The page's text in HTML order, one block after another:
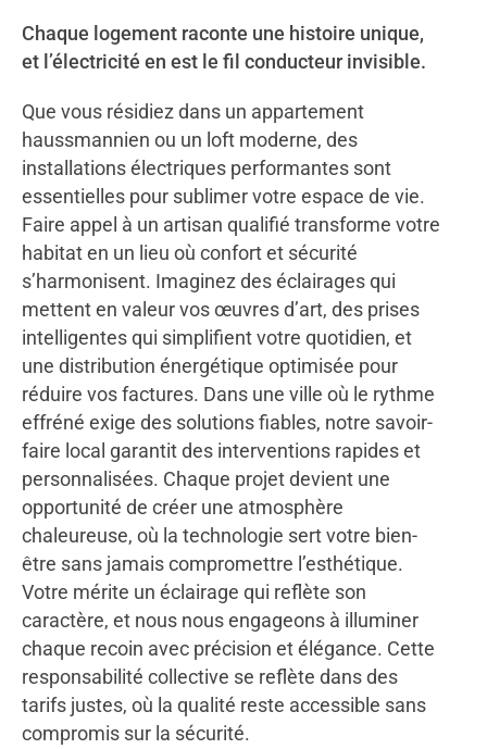
Chaque logement raconte une histoire unique,
et l’électricité en est le fil conducteur invisible.
Que vous résidiez dans un appartement
haussmannien ou un loft moderne, des
installations électriques performantes sont
essentielles pour sublimer votre espace de vie.
Faire appel à un artisan qualifié transforme votre
habitat en un lieu où confort et sécurité
s’harmonisent. Imaginez des éclairages qui
mettent en valeur vos œuvres d’art, des prises
intelligentes qui simplifient votre quotidien, et
une distribution énergétique optimisée pour
réduire vos factures. Dans une ville où le rythme
effréné exige des solutions fiables, notre savoir-
faire local garantit des interventions rapides et
personnalisées. Chaque projet devient une
opportunité de créer une atmosphère
chaleureuse, où la technologie sert votre bien-
être sans jamais compromettre l’esthétique.
Votre mérite un éclairage qui reflète son
caractère, et nous nous engageons à illuminer
chaque recoin avec précision et élégance. Cette
responsabilité collective se reflète dans des
tarifs justes, où la qualité reste accessible sans
compromis sur la sécurité.